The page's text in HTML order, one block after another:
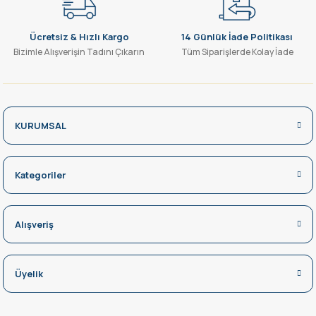
Ücretsiz & Hızlı Kargo
Bizimle Alışverişin Tadını Çıkarın
14 Günlük İade Politikası
Tüm Siparişlerde Kolay İade
KURUMSAL
Kategoriler
Alışveriş
Üyelik